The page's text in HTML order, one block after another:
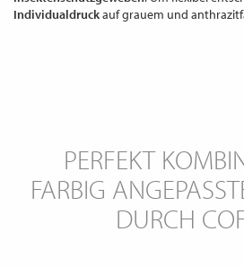
Individualdruckauf grauem und
PERFEKT
FARBIG
DURCH